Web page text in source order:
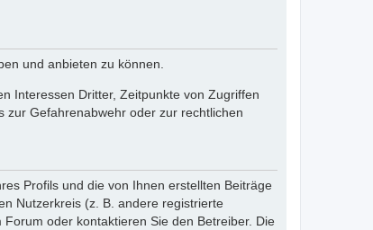
und anbieten zu können.
Interessen Dritter, Zeitpunkte von Zugriffen
zur Gefahrenabwehr oder zur rechtlichen
Profils und die von Ihnen erstellten Beiträge
Nutzerkreis (z. B. andere registrierte
oder kontaktieren Sie den Betreiber. Die